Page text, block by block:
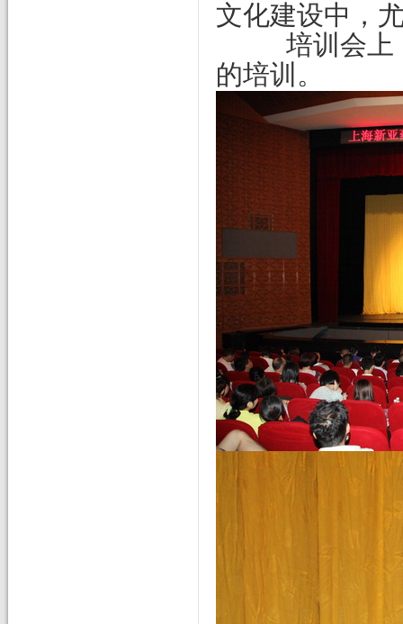
文化建设中，
培训会上
的培训。